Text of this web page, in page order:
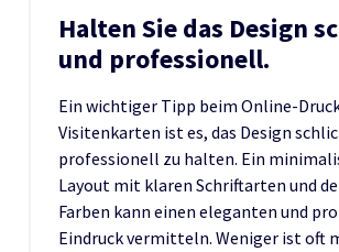
Halten Sie das Design
und professionell.
Ein wichtiger Tipp beim Online-
Visitenkarten ist es, das Design
professionell zu halten. Ein
Layout mit klaren Schriftarten und
Farben kann einen eleganten und
Eindruck vermitteln. Weniger ist oft